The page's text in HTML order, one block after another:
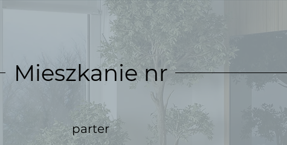
Mieszkanie nr
parter